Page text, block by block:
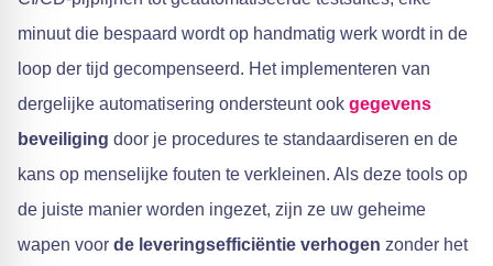
minuut die bespaard wordt op handmatig werk wordt in de
loop der tijd gecompenseerd. Het implementeren van
dergelijke automatisering ondersteunt ook gegevens
beveiliging door je procedures te standaardiseren en de
kans op menselijke fouten te verkleinen. Als deze tools op
de juiste manier worden ingezet, zijn ze uw geheime
wapen voor de leveringsefficiëntie verhogen zonder het